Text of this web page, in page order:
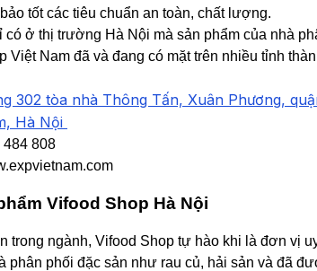
tốt các tiêu chuẩn an toàn, chất lượng.
có ở thị trường Hà Nội mà sản phẩm của nhà
Việt Nam đã và đang có mặt trên nhiều tỉnh
302 tòa nhà Thông Tấn, Xuân Phương,
Hà Nội
484 808
Vifood Shop Hà Nội
trong ngành, Vifood Shop tự hào khi là đơn vị
phân phối đặc sản như rau củ, hải sản và đã